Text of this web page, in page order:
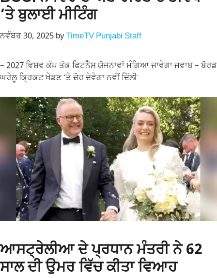
‘ਤੇ ਬੁਲਾਈ ਮੀਟਿੰਗ
ਨਵੰਬਰ 30, 2025 byTimeTV Punjabi Staff
– 2027 ਵਿਸ਼ਵ ਕੱਪ ਤੱਕ ਫਿਟਨੈਸ ਯੋਜਨਾਵਾਂ ਮੰਗਿਆ ਜਾਵੇਗਾ ਜਵਾਬ – ਬੋਰਡ
ਘਰੇਲੂ ਕ੍ਰਿਕਟ ਖੇਡਣ ‘ਤੇ ਜ਼ੋਰ ਦੇਵੇਗਾ ਨਵੀਂ ਦਿੱਲੀ
ਆਸਟ੍ਰੇਲੀਆ ਦੇ ਪ੍ਰਧਾਨ ਮੰਤਰੀ ਨੇ 62
ਸਾਲ ਦੀ ਉਮਰ ਵਿੱਚ ਕੀਤਾ ਵਿਆਹ